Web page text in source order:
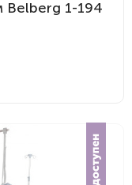
Belberg 1-194